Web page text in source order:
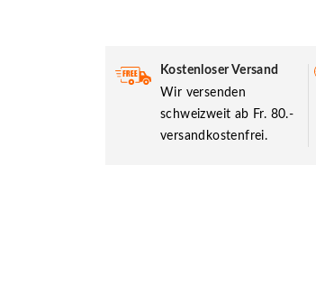
Kostenloser Versand
Wir versenden
schweizweit ab Fr. 80.-
versandkostenfrei.